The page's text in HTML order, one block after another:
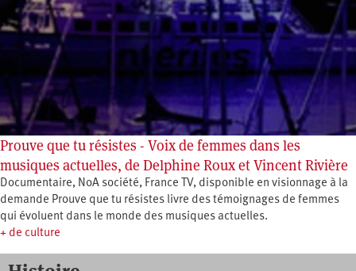
Prouve que tu résistes - Voix de femmes dans les
musiques actuelles, de Delphine Roux et Vincent Rivière
Documentaire, NoA société, France TV, disponible en visionnage à la
demande Prouve que tu résistes livre des témoignages de femmes
qui évoluent dans le monde des musiques actuelles.
+ de culture